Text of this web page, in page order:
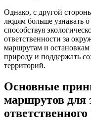
Однако, с другой
людям больше узнавать
способствуя
ответственности за
маршрутам и остановкам
природу и поддержать
территорий.
Основные
маршрутов для